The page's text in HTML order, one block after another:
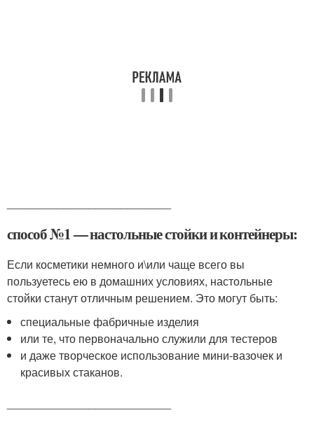
способ №1 — настольные стойки и контейнеры:
Если косметики немного и\или чаще всего вы
пользуетесь ею в домашних условиях, настольные
стойки станут отличным решением. Это могут быть:
специальные фабричные изделия
или те, что первоначально служили для тестеров
и даже творческое использование мини-вазочек и
красивых стаканов.